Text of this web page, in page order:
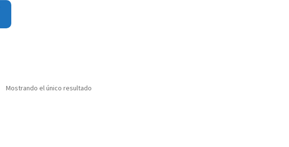
Mostrando el único resultado